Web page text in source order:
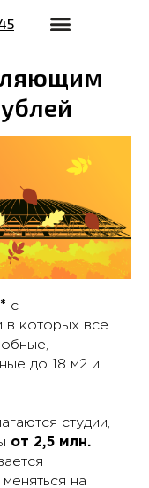
с
в которых всё
до 18 м2 и
студии,
от 2,5 млн.
на